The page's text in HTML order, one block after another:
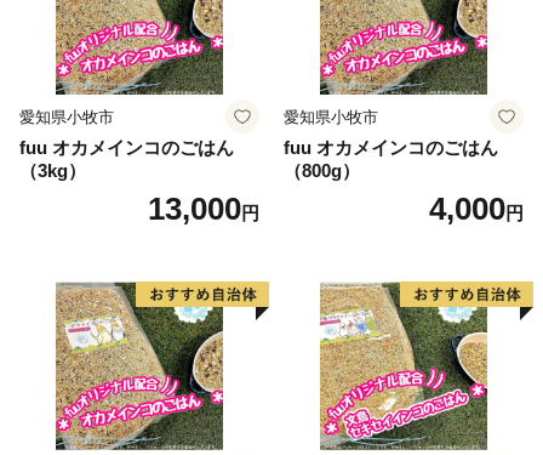
愛知県小牧市
fuu オカメインコのごはん
（3kg）
13,000円
愛知県小牧市
fuu オカメインコのごはん
（800g）
4,000円